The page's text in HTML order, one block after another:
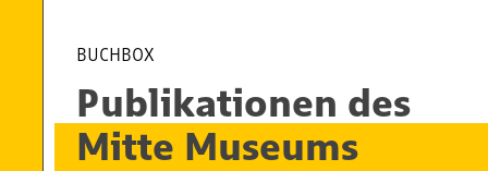
BUCHBOX
Publikationen des
Mitte Museums